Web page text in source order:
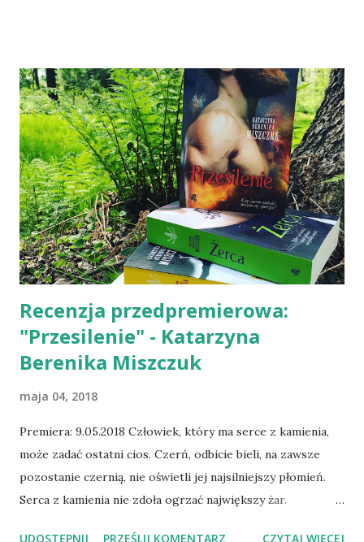
nawet nie zauważyłam, że zachowuje się zupełnie tak samo
jak każdy inny facet bijący swoją dziewczynę. Zrozumiałam
to, gdy oberwałam drugi raz. On znów przepraszał, ale
powiedział, że go sprowokowałam. A potem
prowokowałam go już do wielu wyzwisk, krzyków, no i… –
Nie mogłam mówić dalej. – Bicia. – Garret dokończył za
mnie, ale wiedziałam, że jemu też nie jest łatwo. Okładki
książek autorstwa Elżbiety Rodzeń przewijały mi się na
Bookstagramie oraz w grupach czytelniczych na
Facebooku już j...
Recenzja przedpremierowa:
"Przesilenie" - Katarzyna
Berenika Miszczuk
maja 04, 2018
Premiera: 9.05.2018 Człowiek, który ma serce z kamienia,
może zadać ostatni cios. Czerń, odbicie bieli, na zawsze
pozostanie czernią, nie oświetli jej najsilniejszy płomień.
Serca z kamienia nie zdoła ogrzać największy żar.
UDOSTĘPNIJ PRZEŚLIJ KOMENTARZ CZYTAJ WIĘCEJ